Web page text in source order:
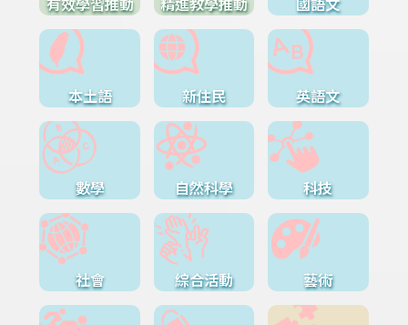
本土語 新住民 英語文
數學 自然科學 科技
社會 綜合活動 藝術